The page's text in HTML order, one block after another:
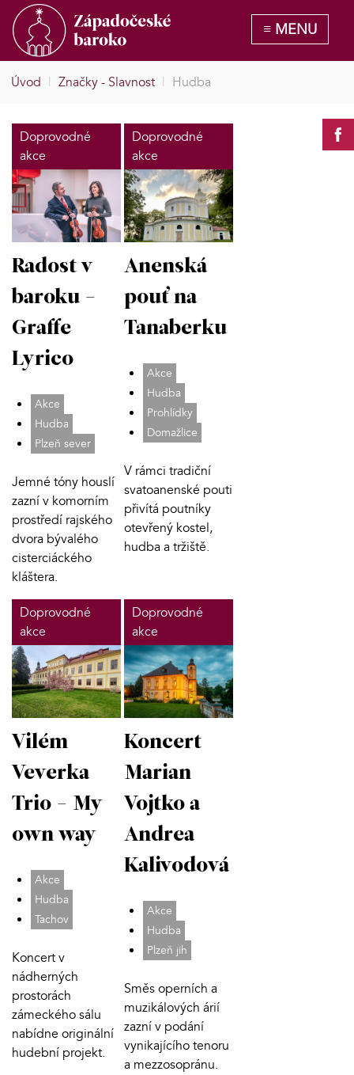
Úvod | Značky - Slavnost | Hudba
Doprovodné
akce
Radost v
baroku -
Graffe
Lyrico
Akce
Hudba
Plzeň sever
Jemné tóny houslí
zazní v komorním
prostředí rajského
dvora bývalého
cisterciáckého
kláštera.
Doprovodné
akce
Anenská
pouť na
Tanaberku
Akce
Hudba
Prohlídky
Domažlice
V rámci tradiční
svatoanenské pouti
přivítá poutníky
otevřený kostel,
hudba a tržiště.
Doprovodné
akce
Vilém
Veverka
Trio - My
own way
Akce
Hudba
Tachov
Koncert v
nádherných
prostorách
zámeckého sálu
nabídne originální
hudební projekt.
Doprovodné
akce
Koncert
Marian
Vojtko a
Andrea
Kalivodová
Akce
Hudba
Plzeň jih
Směs operních a
muzikálových árií
zazní v podání
vynikajícího tenoru
a mezzosopránu.